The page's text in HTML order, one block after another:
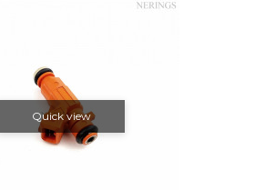
Quick view